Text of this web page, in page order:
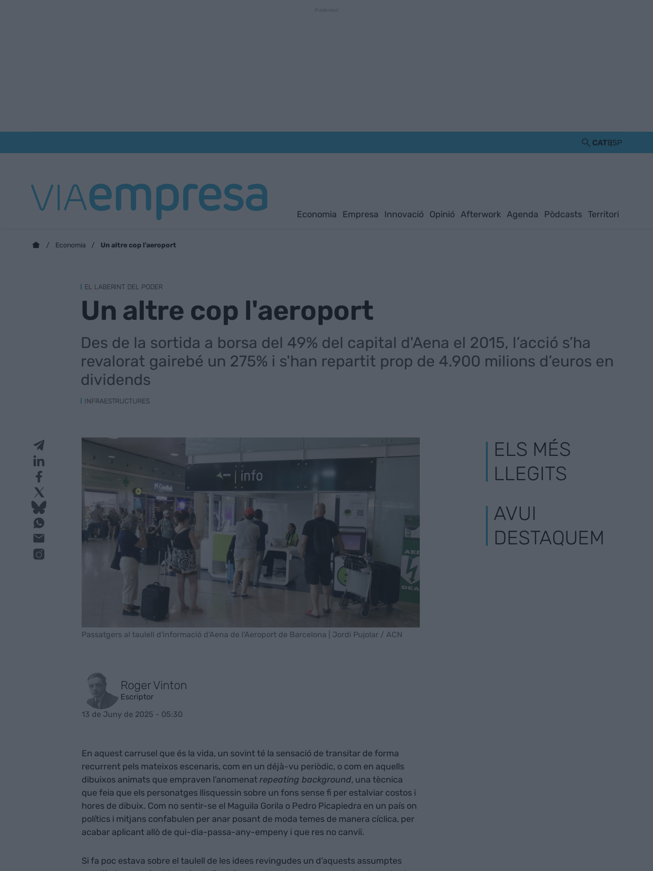
CATESP
Economia Empresa Innovació Opinió Afterwork Agenda Pòdcasts Territori
Economia Un altre cop l'aeroport
EL LABERINT DEL PODER
Un altre cop l'aeroport
Des de la sortida a borsa del 49% del capital d'Aena el 2015, l’acció s’ha
revalorat gairebé un 275% i s'han repartit prop de 4.900 milions d’euros en
dividends
INFRAESTRUCTURES
Passatgers al taulell d'informació d'Aena de l'Aeroport de Barcelona | Jordi Pujolar / ACN
Roger Vinton
Escriptor
13 de Juny de 2025 - 05:30
En aquest carrusel que és la vida, un sovint té la sensació de transitar de forma
recurrent pels mateixos escenaris, com en un déjà-vu periòdic, o com en aquells
dibuixos animats que empraven l’anomenatrepeating background, una tècnica
que feia que els personatges llisquessin sobre un fons sense fi per estalviar costos i
hores de dibuix. Com no sentir-se el Maguila Gorila o Pedro Picapiedra en un país on
polítics i mitjans confabulen per anar posant de moda temes de manera cíclica, per
acabar aplicant allò de qui-dia-passa-any-empeny i que res no canviï.
Si fa poc estava sobre el taulell de les idees revingudes un d’aquests assumptes
ELS MÉS
LLEGITS
AVUI
DESTAQUEM